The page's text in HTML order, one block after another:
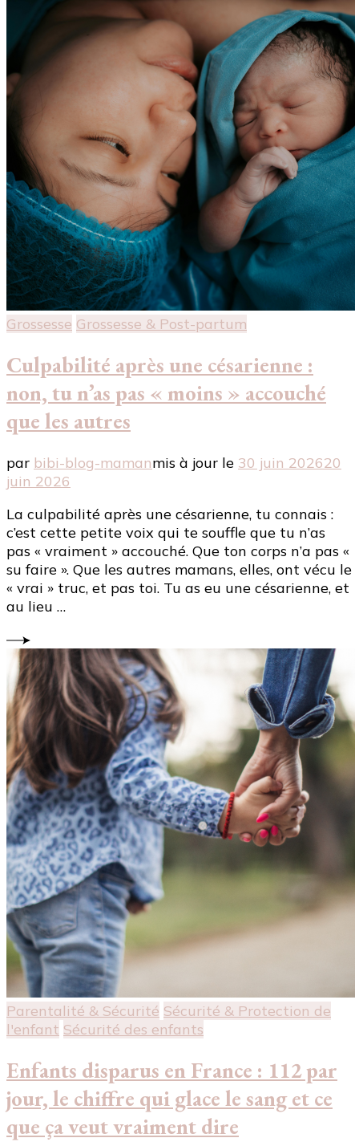
Grossesse Grossesse & Post-partum
Culpabilité après une césarienne :
non, tu n’as pas « moins » accouché
que les autres
par bibi-blog-mamanmis à jour le 30 juin 202620
juin 2026
La culpabilité après une césarienne, tu connais :
c’est cette petite voix qui te souffle que tu n’as
pas « vraiment » accouché. Que ton corps n’a pas «
su faire ». Que les autres mamans, elles, ont vécu le
« vrai » truc, et pas toi. Tu as eu une césarienne, et
au lieu …
Parentalité & Sécurité Sécurité & Protection de
l'enfant Sécurité des enfants
Enfants disparus en France : 112 par
jour, le chiffre qui glace le sang et ce
que ça veut vraiment dire